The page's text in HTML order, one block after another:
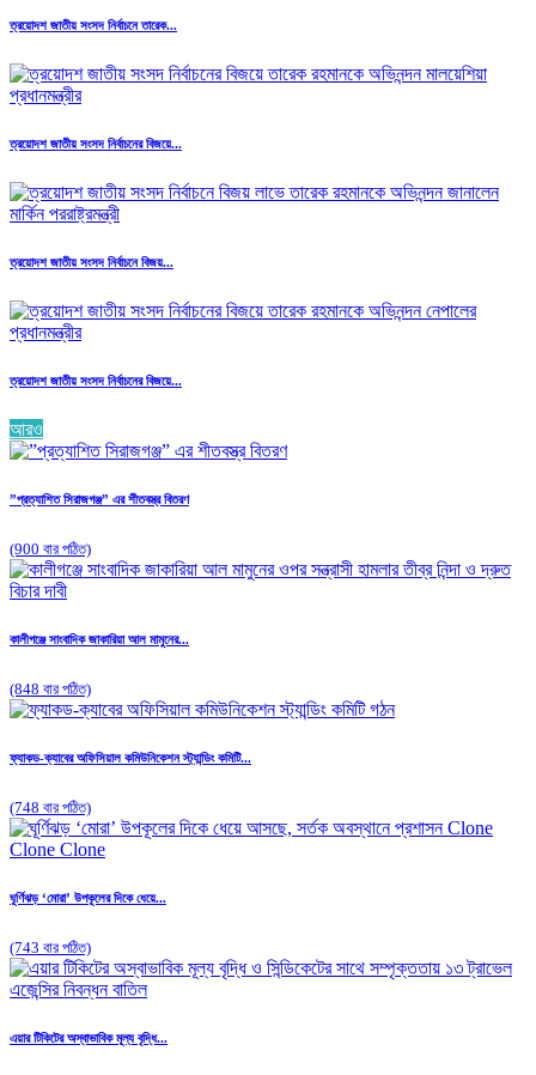
ত্রয়োদশ জাতীয় সংসদ নির্বাচনে তারেক...
ত্রয়োদশ জাতীয় সংসদ নির্বাচনের বিজয়ে...
ত্রয়োদশ জাতীয় সংসদ নির্বাচনে বিজয়...
ত্রয়োদশ জাতীয় সংসদ নির্বাচনের বিজয়ে...
আরও
”প্রত্যাশিত সিরাজগঞ্জ” এর শীতবস্ত্র বিতরণ
(900 বার পঠিত)
কালীগঞ্জে সাংবাদিক জাকারিয়া আল মামুনের...
(848 বার পঠিত)
ফ্যাকড-ক্যাবের অফিসিয়াল কমিউনিকেশন স্ট্যান্ডিং কমিটি...
(748 বার পঠিত)
ঘূর্ণিঝড় ‘মোরা’ উপকূলের দিকে ধেয়ে...
(743 বার পঠিত)
এয়ার টিকিটের অস্বাভাবিক মূল্য বৃদ্ধি...